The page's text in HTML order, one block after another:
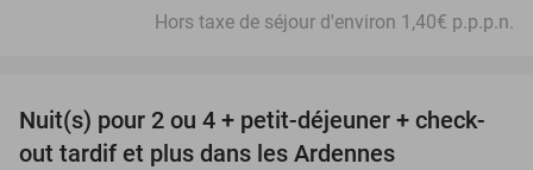
Hors taxe de séjour d'environ 1,40€ p.p.p.n.
75%
Nuit(s) pour 2 ou 4 + petit-déjeuner + check-
out tardif et plus dans les Ardennes